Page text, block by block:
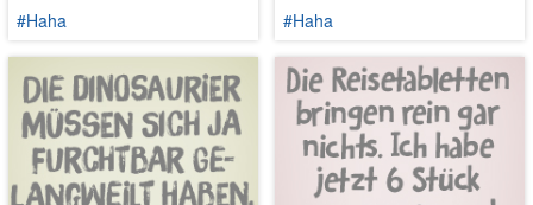
#Haha #Haha